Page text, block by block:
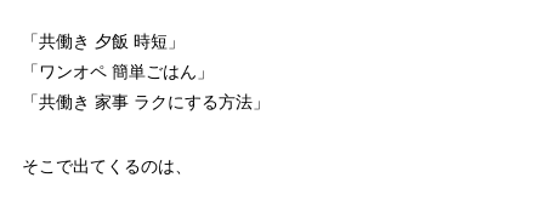
「共働き 夕飯 時短」
「ワンオペ 簡単ごはん」
「共働き 家事 ラクにする方法」
そこで出てくるのは、